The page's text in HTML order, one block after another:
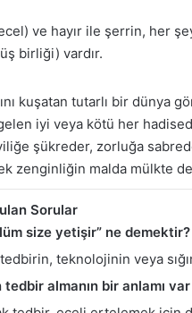
ve hayır ile şerrin, her
birliği) vardır.
kuşatan tutarlı bir
iyi veya kötü her
şükreder, zorluğa
zenginliğin malda mülkte
Sorular
size yetişir” ne demektir?
teknolojinin veya
almanın bir anlamı var